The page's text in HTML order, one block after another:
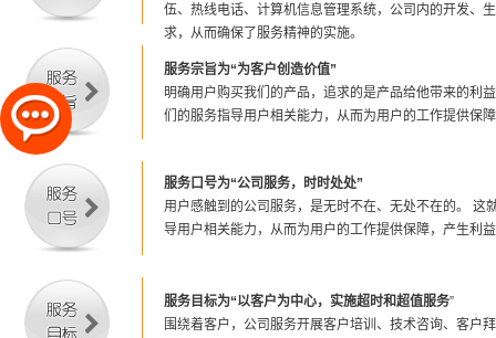
伍、热线电话、计算机信息管理系统，公司内的开发、
求，从而确保了服务精神的实施。
服务宗旨为“为客户创造价值”
明确用户购买我们的产品，追求的是产品给他带来的利
们的服务指导用户相关能力，从而为用户的工作提供保
服务口号为“公司服务，时时处处”
用户感触到的公司服务，是无时不在、无处不在的。
导用户相关能力，从而为用户的工作提供保障，产生利
服务目标为“以客户为中心，实施超时和超值服务”
围绕着客户，公司服务开展客户培训、技术咨询、客户